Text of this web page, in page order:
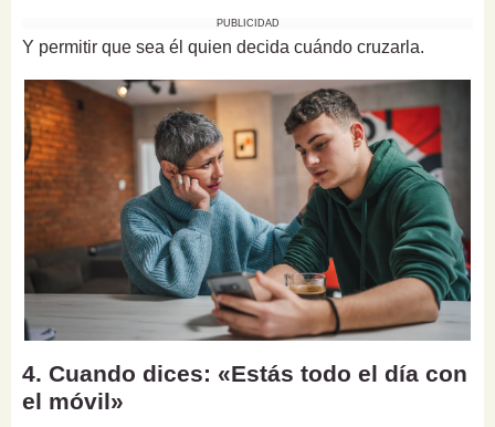
PUBLICIDAD
Y permitir que sea él quien decida cuándo cruzarla.
4. Cuando dices: «Estás todo el día con
el móvil»